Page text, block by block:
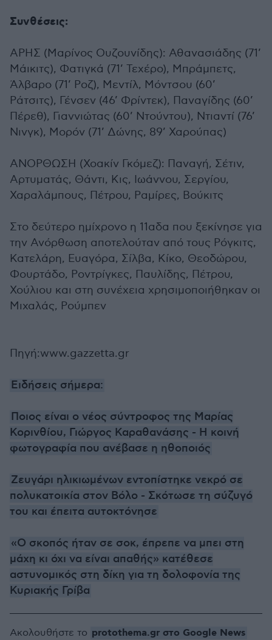
Συνθέσεις:
ΑΡΗΣ (Μαρίνος Ουζουνίδης): Αθανασιάδης (71’
Μάικιτς), Φατιγκά (71’ Τεχέρο), Μπράμπετς,
Άλβαρο (71’ Ροζ), Μεντίλ, Μόντσου (60’
Ράτσιτς), Γένσεν (46’ Φρίντεκ), Παναγίδης (60’
Πέρεθ), Γιαννιώτας (60’ Ντούντου), Ντιαντί (76’
Νινγκ), Μορόν (71’ Δώνης, 89’ Χαρούπας)
ΑΝΟΡΘΩΣΗ (Χοακίν Γκόμεζ): Παναγή, Σέτιν,
Αρτυματάς, Θάντι, Κις, Ιωάννου, Σεργίου,
Χαραλάμπους, Πέτρου, Ραμίρες, Βούκιτς
Στο δεύτερο ημίχρονο η 11αδα που ξεκίνησε για
την Ανόρθωση αποτελούταν από τους Ρόγκιτς,
Κατελάρη, Ευαγόρα, Σίλβα, Κίκο, Θεοδώρου,
Φουρτάδο, Ροντρίγκες, Παυλίδης, Πέτρου,
Χούλιου και στη συνέχεια χρησιμοποιήθηκαν οι
Μιχαλάς, Ρούμπεν
Πηγή:www.gazzetta.gr
Ειδήσεις σήμερα:
Ποιος είναι ο νέος σύντροφος της Μαρίας
Κορινθίου, Γιώργος Καραθανάσης - Η κοινή
φωτογραφία που ανέβασε η ηθοποιός
Ζευγάρι ηλικιωμένων εντοπίστηκε νεκρό σε
πολυκατοικία στον Βόλο - Σκότωσε τη σύζυγό
του και έπειτα αυτοκτόνησε
«Ο σκοπός ήταν σε σοκ, έπρεπε να μπει στη
μάχη κι όχι να είναι απαθής» κατέθεσε
αστυνομικός στη δίκη για τη δολοφονία της
Κυριακής Γρίβα
Ακολουθήστε το protothema.gr στο Google News